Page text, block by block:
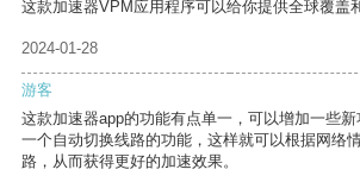
这款加速器VPM应用程序可以给你提供全球覆盖
2024-01-28
游客
这款加速器app的功能有点单一，可以增加一些
一个自动切换线路的功能，这样就可以根据网络
路，从而获得更好的加速效果。